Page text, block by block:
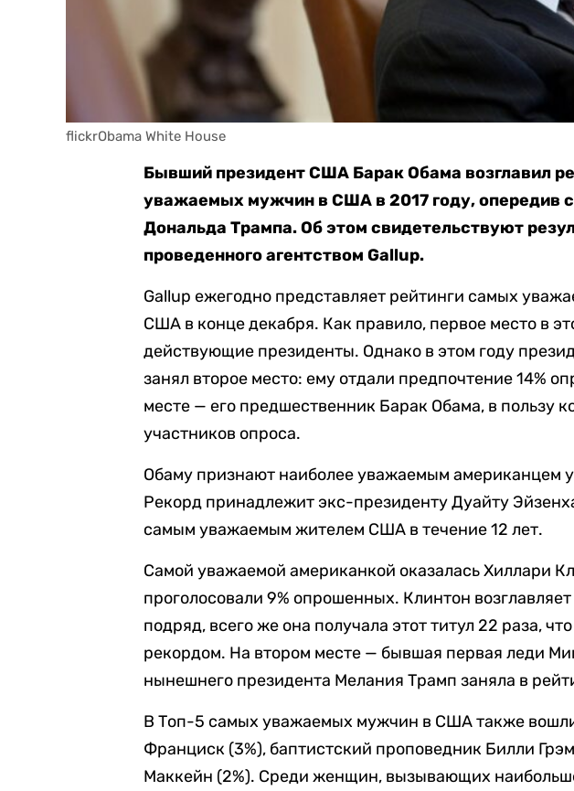
flickrObama White House
Бывший президент США Барак Обама возглавил
уважаемых мужчин в США в 2017 году, опередив
Дональда Трампа. Об этом свидетельствуют
проведенного агентством Gallup.
Gallup ежегодно представляет рейтинги самых
США в конце декабря. Как правило, первое место в
действующие президенты. Однако в этом году
занял второе место: ему отдали предпочтение 14%
месте — его предшественник Барак Обама, в пользу
участников опроса.
Обаму признают наиболее уважаемым американцем
Рекорд принадлежит экс-президенту Дуайту
самым уважаемым жителем США в течение 12 лет.
Самой уважаемой американкой оказалась Хиллари
проголосовали 9% опрошенных. Клинтон
подряд, всего же она получала этот титул 22 раза,
рекордом. На втором месте — бывшая первая леди
нынешнего президента Мелания Трамп заняла в
В Топ-5 самых уважаемых мужчин в США также
Франциск (3%), баптистский проповедник Билли
Маккейн (2%). Среди женщин, вызывающих